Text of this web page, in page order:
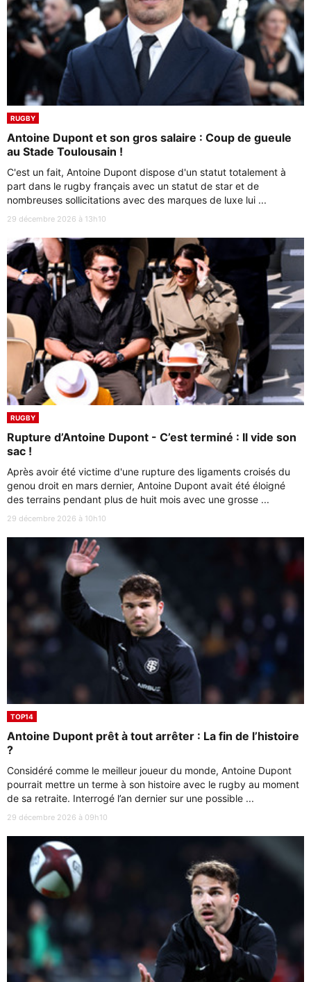
RUGBY
Antoine Dupont et son gros salaire : Coup de gueule
au Stade Toulousain !
C'est un fait, Antoine Dupont dispose d'un statut totalement à
part dans le rugby français avec un statut de star et de
nombreuses sollicitations avec des marques de luxe lui ...
29 décembre 2026 à 13h10
RUGBY
Rupture d’Antoine Dupont - C’est terminé : Il vide son
sac !
Après avoir été victime d'une rupture des ligaments croisés du
genou droit en mars dernier, Antoine Dupont avait été éloigné
des terrains pendant plus de huit mois avec une grosse ...
29 décembre 2026 à 10h10
TOP14
Antoine Dupont prêt à tout arrêter : La fin de l’histoire
?
Considéré comme le meilleur joueur du monde, Antoine Dupont
pourrait mettre un terme à son histoire avec le rugby au moment
de sa retraite. Interrogé l’an dernier sur une possible ...
29 décembre 2026 à 09h10